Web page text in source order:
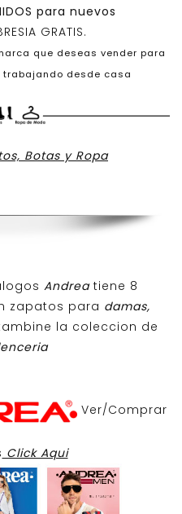
para nuevos
GRATIS.
que deseas vender para
desde casa
Botas y Ropa
Andreatiene 8
zapatos para damas,
la coleccion de
Ver/Comprar
Click Aqui